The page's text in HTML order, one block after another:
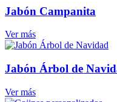
Jabón Campanita
Ver más
Jabón Árbol de
Ver más